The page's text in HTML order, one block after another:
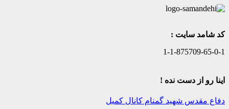
کد شامد سایت :
1-1-875709-65-0-1
اینا رو از دست نده !
دفاع مقدس شهید گمنام کانال کمیل